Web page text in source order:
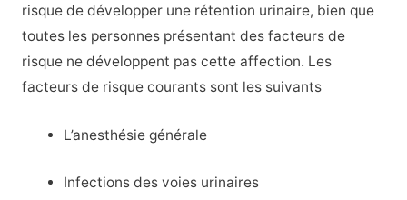
risque de développer une rétention urinaire, bien que
toutes les personnes présentant des facteurs de
risque ne développent pas cette affection. Les
facteurs de risque courants sont les suivants
L’anesthésie générale
Infections des voies urinaires